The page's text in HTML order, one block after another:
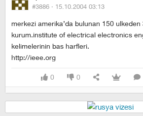
#3886 · 15.10.2004 03:13
merkezi amerika’da bulunan 150
kurum.institute of electrical electronics
kelimelerinin bas harfleri.
http://ieee.org
0 0